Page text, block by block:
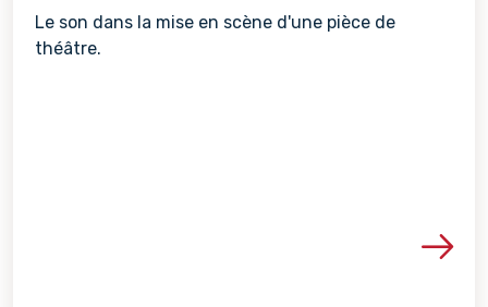
Le son dans la mise en scène d'une pièce de
théâtre.
Voir les détails de la